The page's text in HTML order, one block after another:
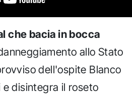
che bacia in bocca
allo Stato
dell'ospite Blanco
disintegra il roseto